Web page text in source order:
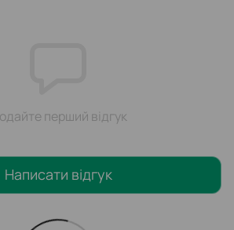
перший відгук
Написати відгук